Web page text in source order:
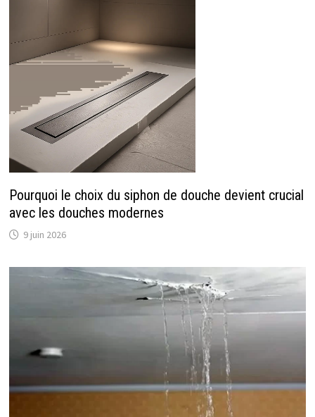
Pourquoi le choix du siphon de douche devient crucial
avec les douches modernes
9 juin 2026